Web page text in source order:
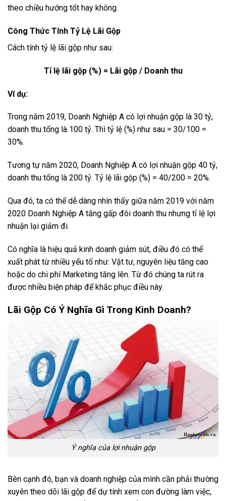
theo chiều hướng tốt hay không.
Công Thức Tính Tỷ Lệ Lãi Gộp
Cách tính tỷ lệ lãi gộp như sau:
Tỉ lệ lãi gộp (%) = Lãi gộp / Doanh thu
Ví dụ:
Trong năm 2019, Doanh Nghiệp A có lợi nhuận gộp là 30 tỷ,
doanh thu tổng là 100 tỷ. Thì tỷ lệ (%) như sau = 30/100 =
30%.
Tương tự năm 2020, Doanh Nghiệp A có lợi nhuận gộp 40 tỷ,
doanh thu tổng là 200 tỷ. Tỷ lệ lãi gộp (%) = 40/200 = 20%.
Qua đó, ta có thể dễ dàng nhìn thấy giữa năm 2019 với năm
2020 Doanh Nghiệp A tăng gấp đôi doanh thu nhưng tỉ lệ lợi
nhuận lại giảm đi.
Có nghĩa là hiệu quả kinh doanh giảm sút, điều đó có thể
xuất phát từ nhiều yếu tố như: Vật tư, nguyên liệu tăng cao
hoặc do chi phí Marketing tăng lên. Từ đó chúng ta rút ra
được nhiều biện pháp để khắc phục điều này.
Lãi Gộp Có Ý Nghĩa Gì Trong Kinh Doanh?
Ý nghĩa của lợi nhuận gộp
Bên cạnh đó, bạn và doanh nghiệp của mình cần phải thường
xuyên theo dõi lãi gộp để dự tính xem con đường làm việc,